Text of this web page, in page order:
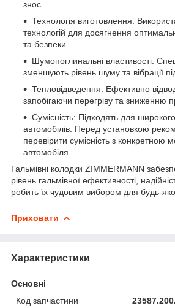
знос.
Технологія виготовлення:
технологій для досягнення
та безпеки.
Шумопоглинальні властивості:
зменшують рівень шуму та вібрації
Тепловідведення: Ефективно
запобігаючи перегріву та зниженню
Сумісність: Підходять для
автомобілів. Перед установкою
перевірити сумісність з конкретною
автомобіля.
Гальмівні колодки ZIMMERMANN
рівень гальмівної ефективності,
робить їх чудовим вибором для будь-
Приховати
Характеристики
Основні
Код запчастини